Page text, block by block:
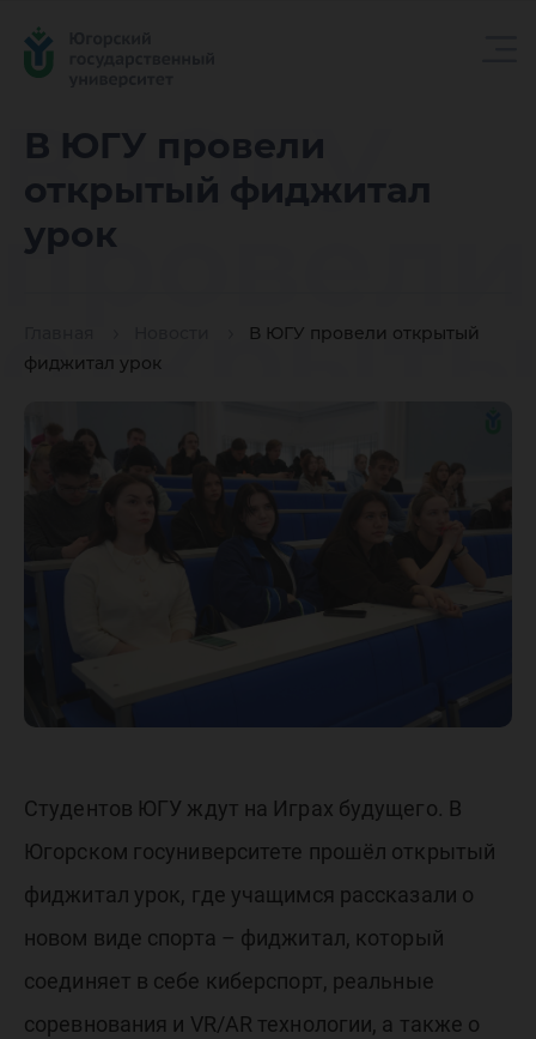
В ЮГУ провели
открытый фиджитал
урок
В ЮГУ провели открытый
фиджитал урок
В ЮГУ
провели
урок
Студентов ЮГУ ждут на Играх будущего. В
Югорском госуниверситете прошёл открытый
фиджитал урок, где учащимся рассказали о
новом виде спорта – фиджитал, который
соединяет в себе киберспорт, реальные
соревнования и VR/AR технологии, а также о